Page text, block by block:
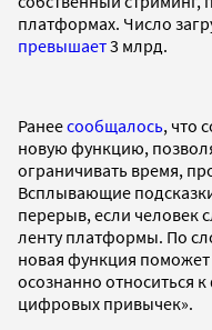
платформах. Число
превышает3 млрд.
Ранеесообщалось, что
новую функцию,
ограничивать время,
Всплывающие
перерыв, если человек
ленту платформы. По
новая функция
осознанно относиться
цифровых привычек».